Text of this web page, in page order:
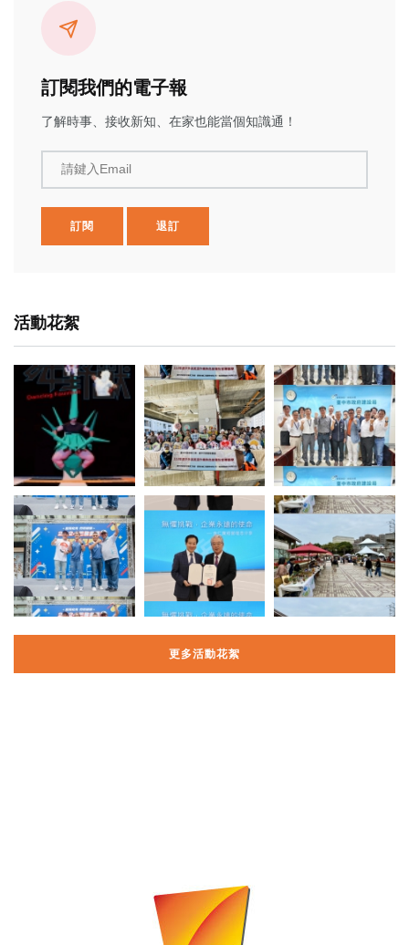
訂閱我們的電子報
了解時事、接收新知、在家也能當個知識通！
請鍵入Email
訂閱 退訂
活動花絮
更多活動花絮